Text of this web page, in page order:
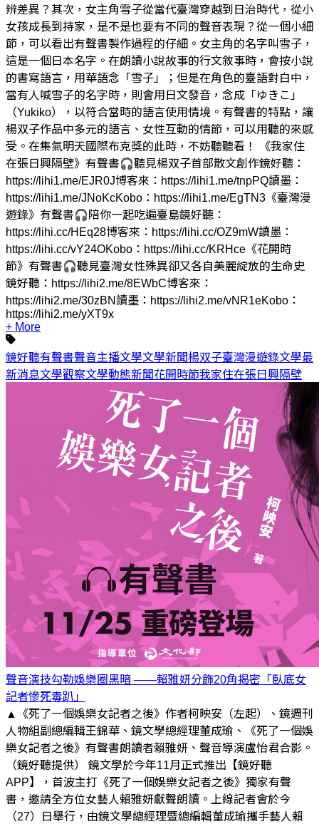
辨差異？其次，女主角雪子從當代臺灣穿越到日治時代，從小
女孩成長到持家，是不是也要有不同的聲音表現？從一個小細
節，可以看出有聲書製作過程的仔細。女主角的名字叫雪子，
這是一個日本名字。在朗讀小說故事的行文敘事時，會按小說
的書寫語言，用華語念「雪子」；但是在角色的臺語對白中，
當有人喊雪子的名字時，則會用日文發音，念成「ゆきこ」
（Yukiko），以符合當時的語言使用情境。有聲書的特點，讓
楊双子作品中多元的語言、女性互動的情節，可以用聽的來感
受。在集氣明天國際布克獎的此時，不妨聽聽看！ 《我家住
在張日興隔壁》有聲書🎧聽見楊双子首部散文創作鏡好聽：
https://lihi1.me/EJR0J博客來：https://lihi1.me/tnpPQ讀墨：
https://lihi1.me/JNoKcKobo：https://lihi1.me/EgTN3《臺灣漫
遊錄》有聲書🎧陪你一起吃遍臺島鏡好聽：
https://lihi.cc/HEq28博客來：https://lihi.cc/OZ9mW讀墨：
https://lihi.cc/vY24OKobo：https://lihi.cc/KRHce《花開時
節》有聲書🎧聽見臺灣女性殊異卻又各自美麗綻放的生命史
鏡好聽：https://lihi2.me/8EWbC博客來：
https://lihi2.me/30zBN讀墨：https://lihi2.me/vNR1eKobo：
https://lihi2.me/yXT9x
+ More
鏡好聽有聲書聲音主播文學文學新聞楊双子臺灣漫遊錄文學最
新消息文學觀察文學動態新聞花開時節我家住在張日興隔壁
聲音演技勾勒娛樂圈黑暗 ——賴雅妍分飾20角揭密「臥底女
記者慘死毒趴」
▲《死了一個娛樂女記者之後》作者柯映安（左起）、鏡週刊
人物組副總編輯王錦華、鏡文學總經理董成瑜、《死了一個娛
樂女記者之後》有聲書朗讀者賴雅妍、聲音導演盧怡君合影。
（鏡好聽提供） 鏡文學於今年11月正式推出【鏡好聽
APP】，首波主打《死了一個娛樂女記者之後》獨家有聲
書，邀請全方位女藝人賴雅妍獻聲朗讀。上線記者會於今
（27）日舉行，由鏡文學總經理暨總編輯董成瑜攜手藝人賴